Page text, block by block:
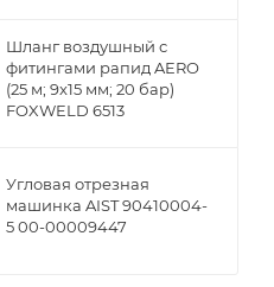
Шланг воздушный с
фитингами рапид AERO
(25 м; 9x15 мм; 20 бар)
FOXWELD 6513
Угловая отрезная
машинка AIST 90410004-
5 00-00009447